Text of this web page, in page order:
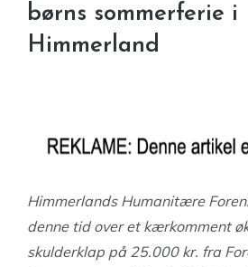
børns sommerferie i
Himmerland
Himmerlands Humanitære
denne tid over et kærkomment
skulderklap på 25.000 kr. fra